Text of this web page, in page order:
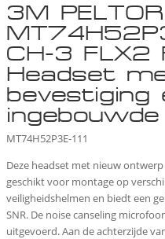
3M PELTOR
CH-3 FLX2
Headset
bevestiging
MT74H52P3E-111
Deze headset met nieuw
geschikt voor montage op
veiligheidshelmen en biedt een
SNR. De noise canseling
uitgevoerd. Aan de achterzijde